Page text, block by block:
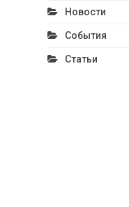
Новости
События
Статьи